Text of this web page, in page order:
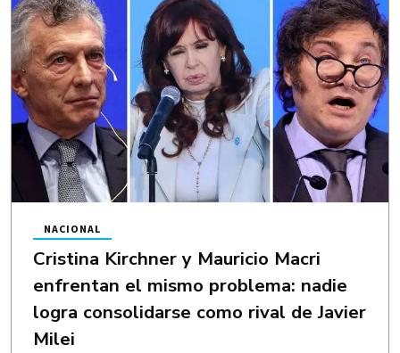
Cristina Kirchner y Mauricio Macri
enfrentan el mismo problema: nadie
logra consolidarse como rival de Javier
Milei
NACIONAL